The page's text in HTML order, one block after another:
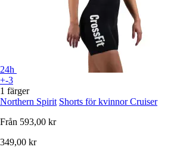
24h
+-3
1 färger
Northern Spirit Shorts för kvinnor Cruiser
Från 593,00 kr
349,00 kr